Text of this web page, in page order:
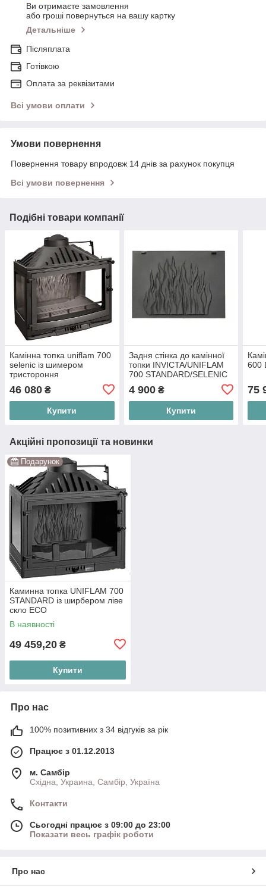
Ви отримаєте замовлення
або гроші повернуться на вашу картку
Детальніше
Післяплата
Готівкою
Оплата за реквізитами
Всі умови оплати
Умови повернення
Повернення товару впродовж 14 днів за рахунок покупця
Всі умови повернення
Подібні товари компанії
Камінна топка uniflam 700
selenic із шимером
тристороння
46 080 ₴
Купити
Задня стінка до камінної
топки INVICTA/UNIFLAM
700 STANDARD/SELENIC
4 900₴
Купити
600
75
Акційні пропозиції та новинки
Подарунок
Каминна топка UNIFLAM 700
STANDARD із ширбером ліве
скло ECO
В наявності
49 459,20 ₴
Купити
Про нас
100% позитивних з 34 відгуків за рік
Працює з 01.12.2013
м. Самбір
Східна, Украина, Самбір, Україна
Контакти
Сьогодні працює з 09:00 до 23:00
Показати весь графік роботи
Про нас